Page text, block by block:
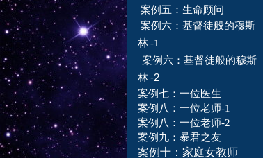
案例五：生命 顾问
案例六： 基督徒般的穆斯
林-1
案例六： 基督徒般的穆斯
林-2
案例七：一位 医生
案例八：一位老师-1
案例八：一位老师-2
案例九：暴君之友
案例十：家庭女教师